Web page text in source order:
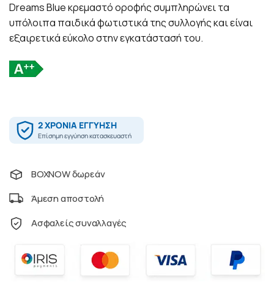
Dreams Blue κρεμαστό οροφής συμπληρώνει τα
υπόλοιπα παιδικά φωτιστικά της συλλογής και είναι
εξαιρετικά εύκολο στην εγκατάστασή του.
BOXNOW δωρεάν
Άμεση αποστολή
Ασφαλείς συναλλαγές